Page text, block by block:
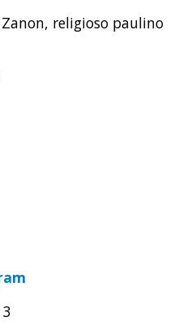
Zanon, religioso paulino